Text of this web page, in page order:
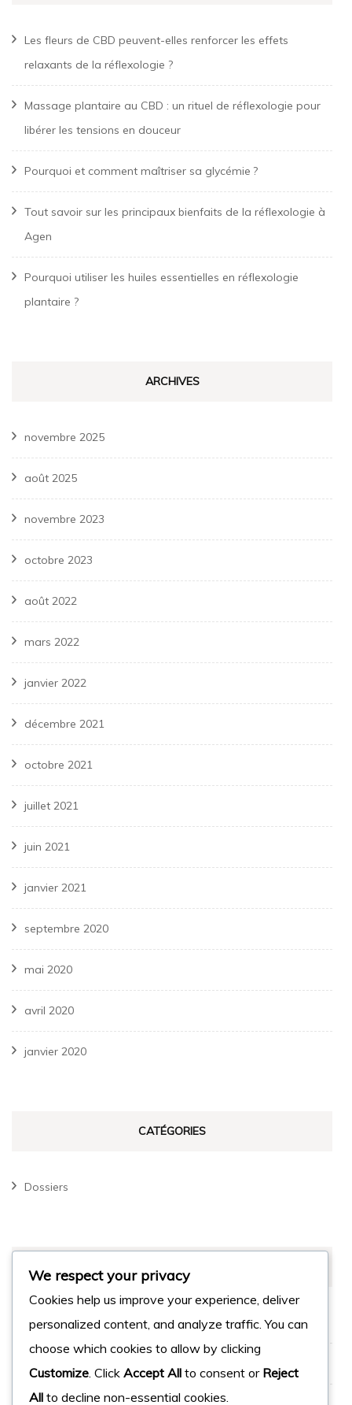
Les fleurs de CBD peuvent-elles renforcer les effets
relaxants de la réflexologie ?
Massage plantaire au CBD : un rituel de réflexologie pour
libérer les tensions en douceur
Pourquoi et comment maîtriser sa glycémie ?
Tout savoir sur les principaux bienfaits de la réflexologie à
Agen
Pourquoi utiliser les huiles essentielles en réflexologie
plantaire ?
ARCHIVES
novembre 2025
août 2025
novembre 2023
octobre 2023
août 2022
mars 2022
janvier 2022
décembre 2021
octobre 2021
juillet 2021
juin 2021
janvier 2021
septembre 2020
mai 2020
avril 2020
janvier 2020
CATÉGORIES
Dossiers
Connexion
We respect your privacy
Cookies help us improve your experience, deliver
personalized content, and analyze traffic. You can
choose which cookies to allow by clicking
Customize . Click Accept All to consent or Reject
All to decline non-essential cookies.